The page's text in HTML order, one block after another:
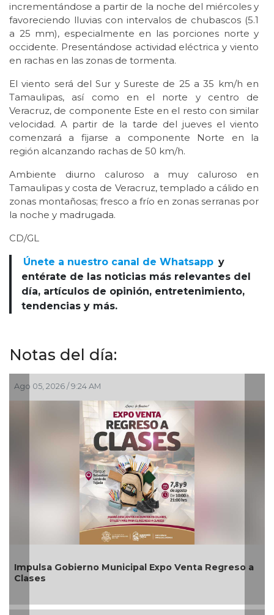
incrementándose a partir de la noche del miércoles y
favoreciendo lluvias con intervalos de chubascos (5.1
a 25 mm), especialmente en las porciones norte y
occidente. Presentándose actividad eléctrica y viento
en rachas en las zonas de tormenta.
El viento será del Sur y Sureste de 25 a 35 km/h en
Tamaulipas, así como en el norte y centro de
Veracruz, de componente Este en el resto con similar
velocidad. A partir de la tarde del jueves el viento
comenzará a fijarse a componente Norte en la
región alcanzando rachas de 50 km/h.
Ambiente diurno caluroso a muy caluroso en
Tamaulipas y costa de Veracruz, templado a cálido en
zonas montañosas; fresco a frío en zonas serranas por
la noche y madrugada.
CD/GL
Únete a nuestro canal de Whatsapp y
entérate de las noticias más relevantes del
día, artículos de opinión, entretenimiento,
tendencias y más.
Notas del día:
05, 2026 / 9:24 AM
Gobierno Municipal Expo Venta Regreso a